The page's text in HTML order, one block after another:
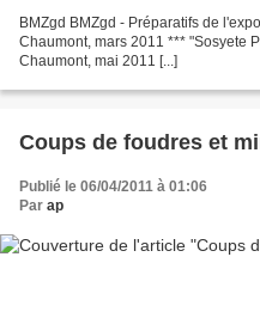
BMZgd BMZgd - Préparatifs de
Chaumont, mars 2011 *** "Sosyete
Chaumont, mai 2011 [...]
Coups de foudres et
Publié le 06/04/2011 à 01:06
Par ap